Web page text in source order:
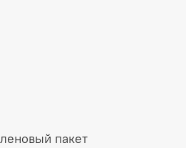
пакет